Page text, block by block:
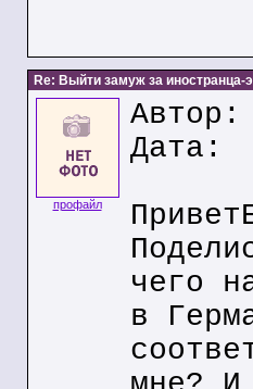
Re: Выйти замуж за иностранца-
профайл
Автор:
Дата:
чего
в